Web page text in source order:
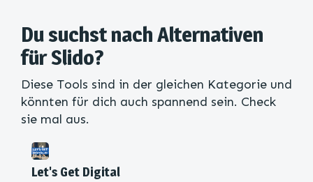
Du suchst nach Alternativen
für Slido?
Diese Tools sind in der gleichen Kategorie und
könnten für dich auch spannend sein. Check
sie mal aus.
Let's Get Digital